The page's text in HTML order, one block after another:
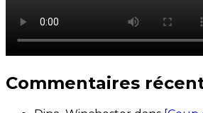
Commentaires